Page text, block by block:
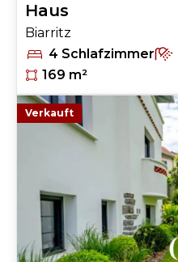
Haus
Biarritz
4 Schlafzimmer
169 m²
Verkauft